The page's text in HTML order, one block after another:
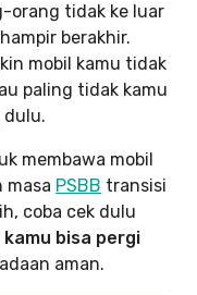
orang tidak ke luar
berakhir.
mobil kamu tidak
paling tidak kamu
dulu.
membawa mobil
masa PSBB transisi
coba cek dulu
bisa pergi
aman.